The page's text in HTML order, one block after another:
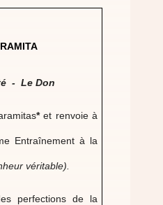
- Le Don
*et renvoie à
Entraînement à la
véritable).
perfections de la